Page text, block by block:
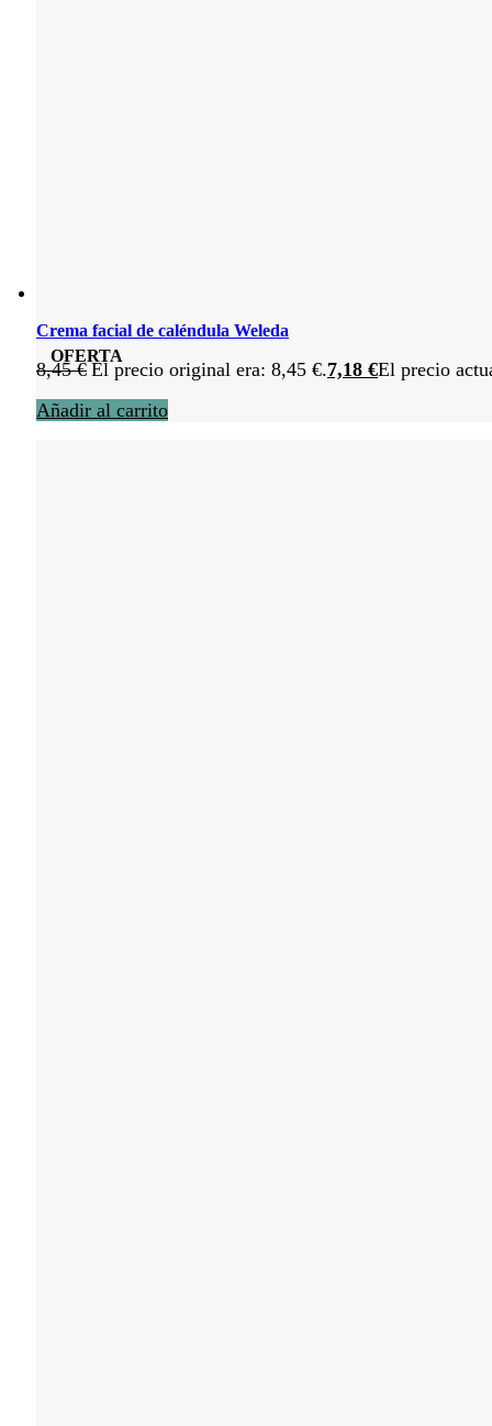
OFERTA
Crema facial de caléndula Weleda
8,45€ El precio original era: 8,45 €.7,18 €El precio
Añadir al carrito